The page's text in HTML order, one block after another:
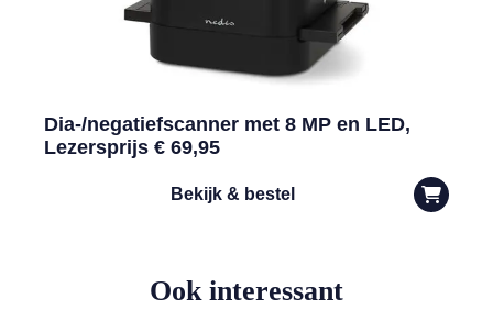
Dia-/negatiefscanner met 8 MP en LED,
Lezersprijs € 69,95
Bekijk & bestel
Ook interessant